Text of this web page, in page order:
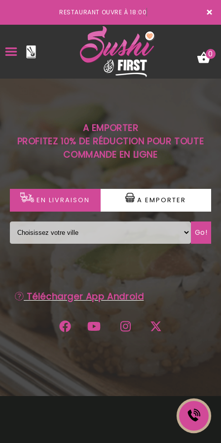
×
RESTAURANT OUVRE À 18:00
LA CARTE
VOTRE COMPTE
NOTRE RESTAURANT
VOS AVIS
MENTIONS LÉGALES
C.G.V
0
A EMPORTER
PROFITEZ 10% DE RÉDUCTION POUR TOUTE
COMMANDE EN LIGNE
EN LIVRAISON A EMPORTER
Go!
Télécharger App Android